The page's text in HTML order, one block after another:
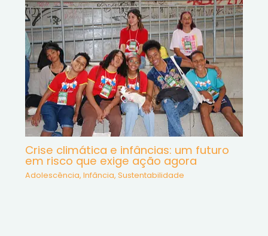
Crise climática e infâncias: um futuro
em risco que exige ação agora
Adolescência, Infância, Sustentabilidade